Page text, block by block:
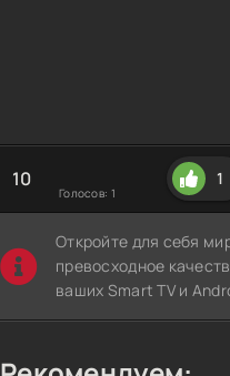
10
Голосов: 1
1
Откройте для себя
превосходное
ваших Smart TV и